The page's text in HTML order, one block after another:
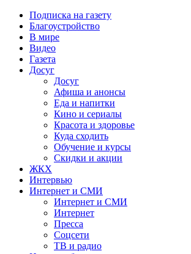
Подписка на газету
Благоустройство
В мире
Видео
Газета
Досуг
Досуг
Афиша и анонсы
Еда и напитки
Кино и сериалы
Красота и здоровье
Куда сходить
Обучение и курсы
Скидки и акции
ЖКХ
Интервью
Интернет и СМИ
Интернет и СМИ
Интернет
Пресса
Соцсети
ТВ и радио